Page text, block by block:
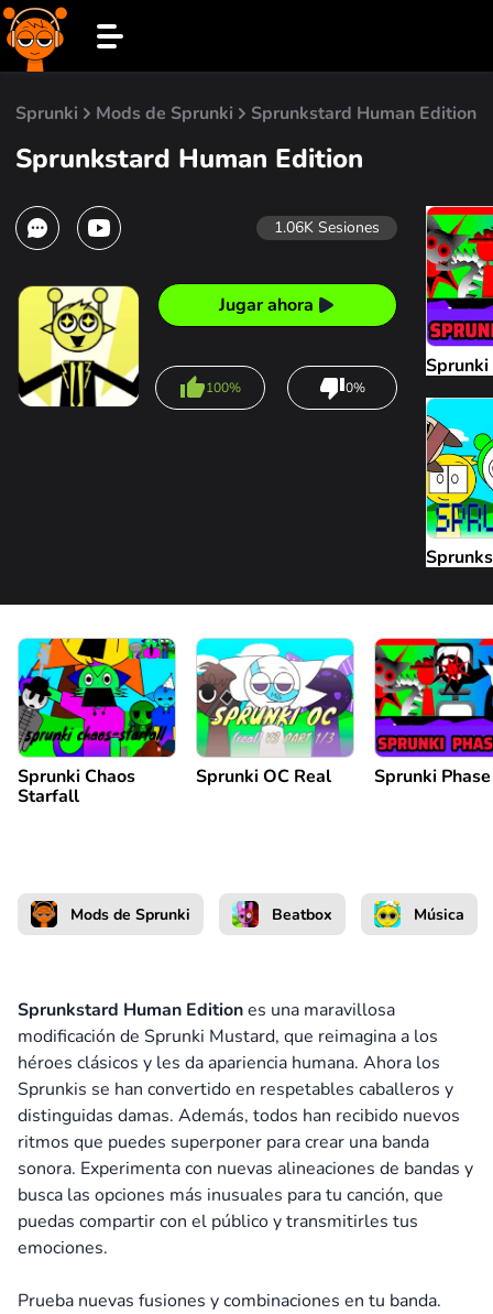
Sprunki Mods de Sprunki Sprunkstard Human Edition
Sprunkstard Human Edition
1.06K Sesiones
Jugar ahora
100% 0%
Sprunki
Sprunki Chaos
Starfall
Sprunki OC Real Sprunki
Mods de Sprunki Beatbox Música
Sprunkstard Human Editiones una maravillosa
modificación de Sprunki Mustard, que reimagina a los
héroes clásicos y les da apariencia humana. Ahora los
Sprunkis se han convertido en respetables caballeros y
distinguidas damas. Además, todos han recibido nuevos
ritmos que puedes superponer para crear una banda
sonora. Experimenta con nuevas alineaciones de bandas y
busca las opciones más inusuales para tu canción, que
puedas compartir con el público y transmitirles tus
emociones.
Prueba nuevas fusiones y combinaciones en tu banda.